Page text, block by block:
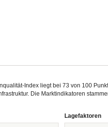
Index liegt bei 73 von 100
Die Marktindikatoren
Lagefaktoren